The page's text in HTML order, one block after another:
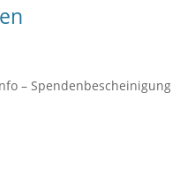
– Spendenbescheinigung